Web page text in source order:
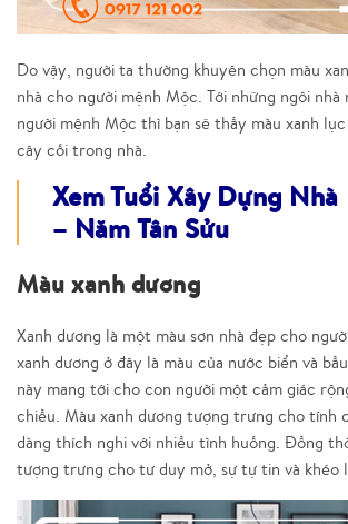
Do vậy, người ta thường khuyên chọn màu
nhà cho người mệnh Mộc. Tới những ngôi nhà
người mệnh Mộc thì bạn sẽ thấy màu xanh
cây cối trong nhà.
Xem Tuổi Xây Dựng Nhà
– Năm Tân Sửu
Màu xanh dương
Xanh dương là một màu sơn nhà đẹp cho
xanh dương ở đây là màu của nước biển và
này mang tới cho con người một cảm giác
chiều. Màu xanh dương tượng trưng cho tính
dàng thích nghi với nhiều tình huống. Đồng
tượng trưng cho tư duy mở, sự tự tin và khéo